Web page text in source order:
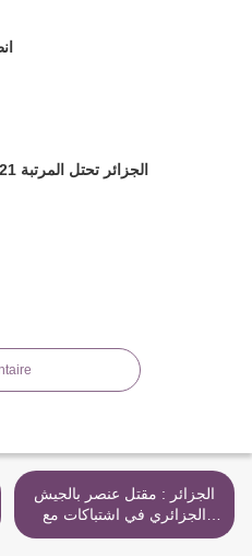
الجزائر تحتل المرتبة 121 في يومها العالمي لحرية الصحافة
الجزائر : مقتل عنصر بالجيش
الجزائري في اشتباكات مع
مسلحين قرب الحدود مع